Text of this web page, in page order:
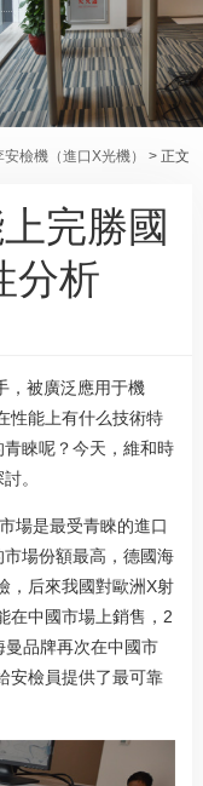
安檢機（進口X光機） > 正文
完勝國
分析
，被廣泛應用于機
性能上有什么技術特
睞呢？今天，維和時
。
是最受青睞的進口
場份額最高，德國海
，后來我國對歐洲X射
在中國市場上銷售，2
品牌再次在中國市
安檢員提供了最可靠